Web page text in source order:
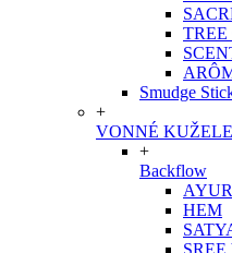
TREE
Smudge
+
VONNÉ
+
Backflow
HEM